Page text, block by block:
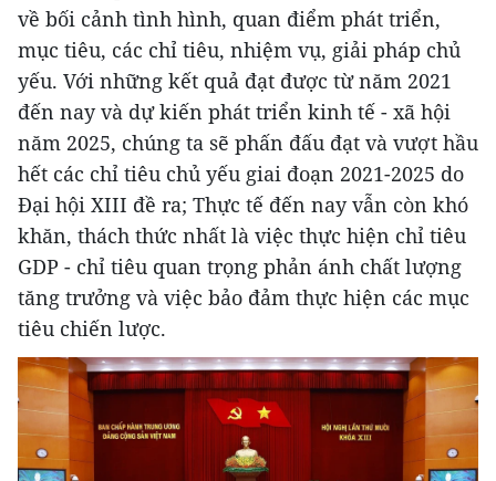
về bối cảnh tình hình, quan điểm phát triển,
mục tiêu, các chỉ tiêu, nhiệm vụ, giải pháp chủ
yếu. Với những kết quả đạt được từ năm 2021
đến nay và dự kiến phát triển kinh tế - xã hội
năm 2025, chúng ta sẽ phấn đấu đạt và vượt hầu
hết các chỉ tiêu chủ yếu giai đoạn 2021-2025 do
Đại hội XIII đề ra; Thực tế đến nay vẫn còn khó
khăn, thách thức nhất là việc thực hiện chỉ tiêu
GDP - chỉ tiêu quan trọng phản ánh chất lượng
tăng trưởng và việc bảo đảm thực hiện các mục
tiêu chiến lược.